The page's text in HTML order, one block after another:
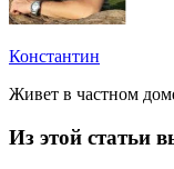
Константин
Живет в частном
Из этой статьи